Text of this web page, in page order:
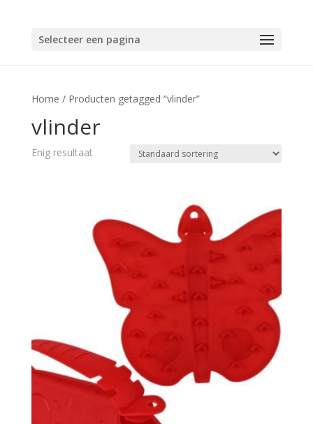
Selecteer een pagina
Home / Producten getagged “vlinder”
vlinder
Enig resultaat